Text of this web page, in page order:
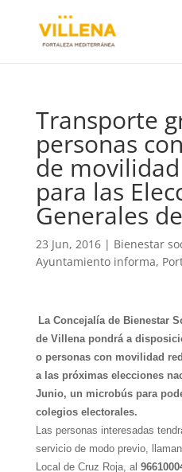
Transporte
personas
de
para las
Generales
23 Jun, 2016| Bienestar
Ayuntamiento informa,
La Concejalía de Bienestar
de Villena pondrá a
o personas con movilidad
a las próximas elecciones
Junio, un microbús para
colegios electorales.
Las personas interesadas
servicio de modo previo,
Local de Cruz Roja, al